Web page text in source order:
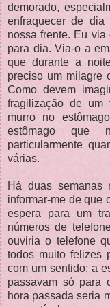
demorado,
enfraquecer de
nossa frente. Eu
para dia. Via-o a
que durante a
preciso um milagre
Como devem
fragilização de um
murro no
estômago que
particularmente
várias.
Há duas semanas
informar-me de que
espera para um
números de
ouviria o telefone
todos muito felizes
com um sentido: a
passavam só para
hora passada seria